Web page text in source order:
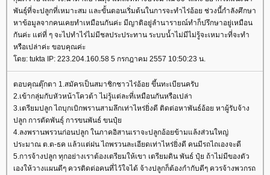
พันธุ์ที่จะปลูกที่เหมาะสม และขั้นตอนเริ่มต้นในการจะทำไร่อ้อย ช่วงนี้กำลังศึกษา
หาข้อมูลจากคนเคยทำเหมือนกันค่ะ มีญาติอยู่ลำนารายณ์ทำก็ปรึกษาอยู่เหมือน
กันค่ะ แต่ที่ ๆ จะไปทำไร่ไม่มีชลประประทาน ระบบน้ำไม่มีไม่รู้จะเหมาะที่จะทำ
หรือเปล่าค่ะ ขอบคุณค่ะ
ดย: tukta IP: 223.204.160.58 5 กรกฎาคม 2557 10:50:23 น.
ตอบคุณตุ๊กตา 1.สมัครเป็นสมาชิกชาวไร่อ้อย ขึ้นทะเบียนครับ
2.เข้ากลุ่มกับหัวหน้าโควต้า ไม่รู้แต่ละที่เหมือนกันหรือเปล่า
3.เตรียมปลูก ไถบุกเบิกพรานสามลึกเท่าไหร่ยิ่งดี ติดต่อหาพันธ์อ้อย หาผู้รับจ้าง
ปลูก การตัดพันธ์ุ การขนพันธ์ ขนปุ๋
4.ลงพรานพรวนก่อนปลูก ในภาคอิสานเราจะปลูกอ้อยข้ามแล้งส่วนใหญ่
ประมาณ ต.ต-ธค แล้วแต่ฝน ไถพรวนละเอียดเท่าไหร่ยิ่งดี คนมีรถไถเองจะดี
5.การจ้างปลูก ทุกอย่างเราต้องเตรียมให้เขา เตรียมดิน พันธ์ ปุ๋ย ถ้าไม่มีของตัว
เองให้วางแผนดีๆ ควรติดต่อคนที่ไว้ใจได้ จ้างปลูกก็ต้องกำกับดีๆ ควรจ้างพวกรถ